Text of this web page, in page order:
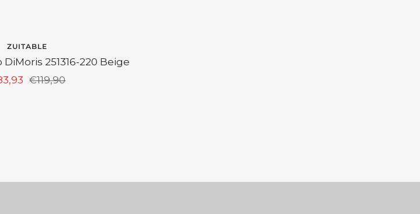
ZUITABLE
251316-220 Beige
Prix
€119,90